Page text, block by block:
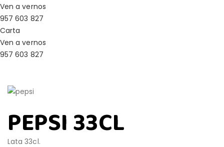
Ven a vernos
957 603 827
Carta
Ven a vernos
957 603 827
PEPSI 33CL
Lata 33cl.